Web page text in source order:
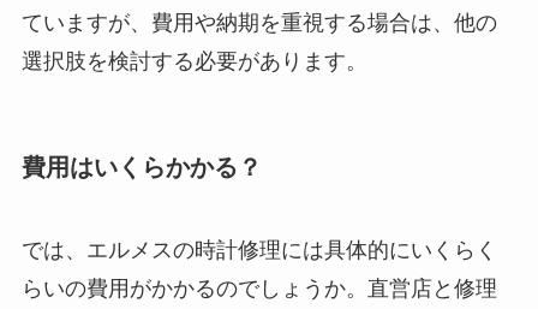
ていますが、費用や納期を重視する場合は、他の
選択肢を検討する必要があります。
費用はいくらかかる？
では、エルメスの時計修理には具体的にいくらく
らいの費用がかかるのでしょうか。直営店と修理